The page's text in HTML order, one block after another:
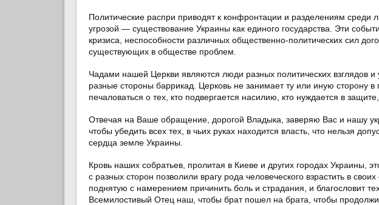
Политические распри приводят к конфронтации и разделениям
угрозой — существование Украины как единого государства. Эти
кризиса, неспособности различных общественно-политических сил
существующих в обществе проблем.
Чадами нашей Церкви являются люди разных политических взглядов и
разные стороны баррикад. Церковь не занимает ту или иную сторону
печаловаться о тех, кто подвергается насилию, кто нуждается в
Отвечая на Ваше обращение, дорогой Владыка, заверяю Вас и нашу
чтобы убедить всех тех, в чьих руках находится власть, что нельзя
сердца земле Украины.
Кровь наших собратьев, пролитая в Киеве и других городах Украины,
с разных сторон позволили врагу рода человеческого взрастить в
поднятую с намерением причинить боль и страдания, и благословит
Всемилостивый Отец наш, чтобы брат пошел на брата, чтобы